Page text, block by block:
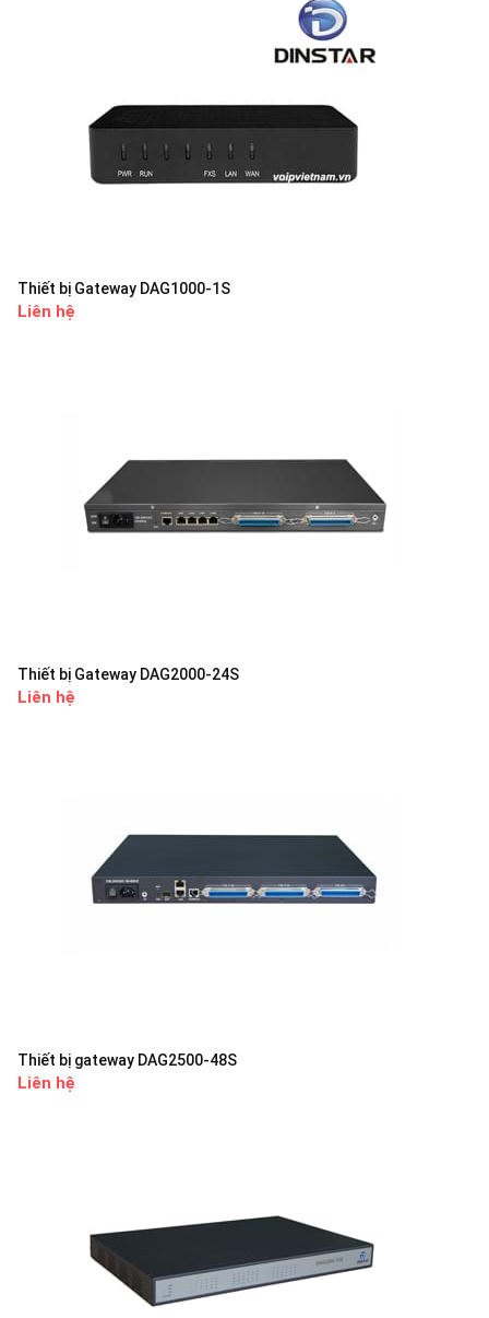
Thiết bị Gateway DAG1000-1S
Liên hệ
Thiết bị Gateway DAG2000-24S
Liên hệ
Thiết bị gateway DAG2500-48S
Liên hệ